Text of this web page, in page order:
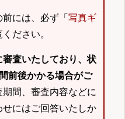
には、必ず「 写真ギ
ください。
査いたしており、状
前後かかる場合がご
間、審査内容などに
にはご回答いたしか